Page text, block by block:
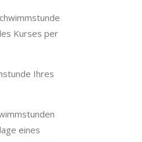
Kurses per
Ihres
eines